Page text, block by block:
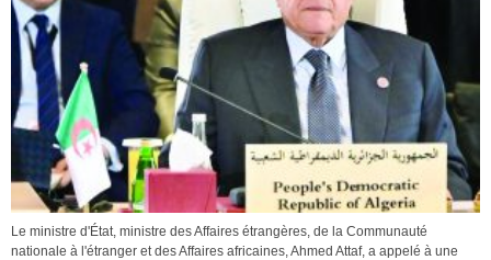
Le ministre d'État, ministre des Affaires étrangères, de la Communauté
nationale à l'étranger et des Affaires africaines, Ahmed Attaf, a appelé à une